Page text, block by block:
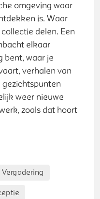
omgeving waar
is. Waar
delen. Een
elkaar
bent, waar je
verhalen van
gezichtspunten
weer nieuwe
zoals dat hoort
Vergadering